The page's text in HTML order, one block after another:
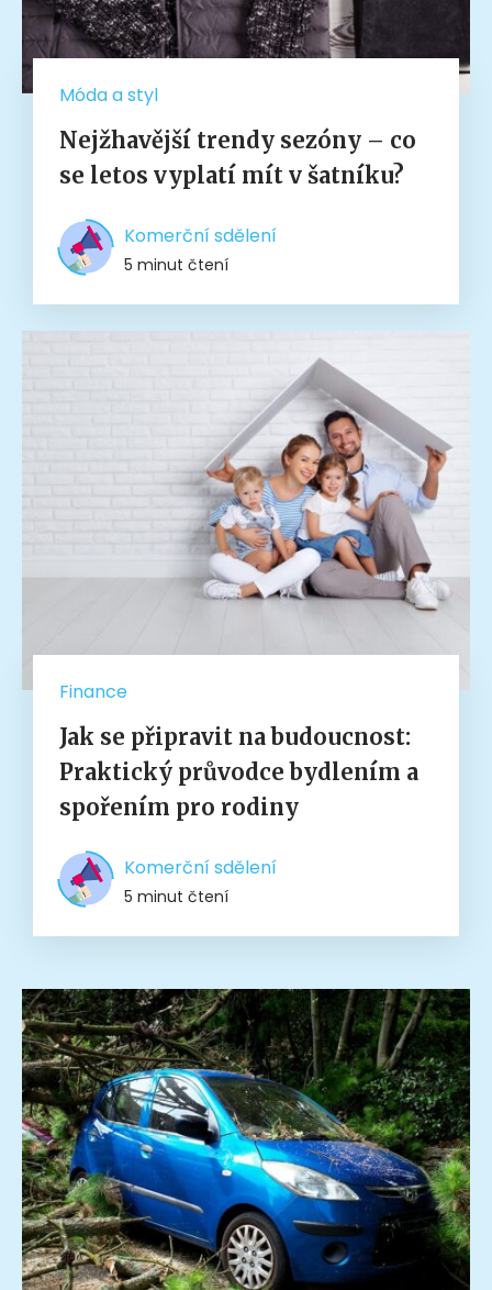
Móda a styl
Nejžhavější trendy sezóny – co
se letos vyplatí mít v šatníku?
Komerční sdělení
5 minut čtení
Finance
Jak se připravit na budoucnost:
Praktický průvodce bydlením a
spořením pro rodiny
Komerční sdělení
5 minut čtení